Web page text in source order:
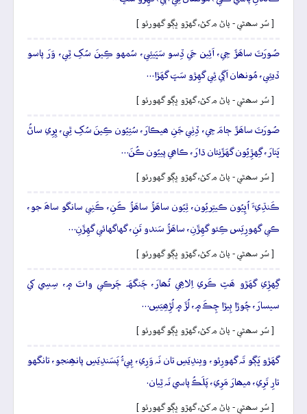
[ سُر سھڻي - پاڻ م کڻ، گهڙو ڀڳو گهورئو ]
صُورَتَ ساھَڙَ جِي، اَئِين جَي ڏِسو سَڀَيئِي، سُمهو ڪِينَ سُکِ ٿِي، وَرَ پاسو
ڏيئِي، مُونھان اَڳي ئِي گهِڙو سَڀَ گهَڙا…
[ سُر سھڻي - پاڻ م کڻ، گهڙو ڀڳو گهورئو ]
صُورَتَ ساھَڙَ ڄامَ جِي، ڏِٺِي جَنِ ھيڪارَ، سُتِيُون ڪِينَ سُکِ ٿِي، ڀِرِي ساڻُ
ڀَتارَ، گِهڙِيُون گهَڙَنِئان ڌارَ، ڪاھي پييُون ڪُنَ…
[ سُر سھڻي - پاڻ م کڻ، گهڙو ڀڳو گهورئو ]
ڪَنڌِيءَ اُڀِيُون ڪيتِريُون، ٿِيُون ساھَڙُ ساھَڙُ ڪَنِ، ڪَنِي سانگو ساھَ جو،
ڪي گهورِيَس ڪِئو گهِڙَنِ، ساھَڙُ سَندو تَنِ، گهاگهائي گهِڙَنِ…
[ سُر سھڻي - پاڻ م کڻ، گهڙو ڀڳو گهورئو ]
گِهڙِي گهَڙو ھَٿِ ڪَري اِلاھِي تُھارَ، ڄَنگهَہ ڄَرڪي واتَ ۾، سِسِي کي
سيسارَ، چُوڙا ٻِيڙا چِڪَ ۾، لُڙَ ۾ لُڙِھِيَسِ…
[ سُر سھڻي - پاڻ م کڻ، گهڙو ڀڳو گهورئو ]
گهَڙو ڀَڳو تَہ گهورِئو، ويندِيَسِ تان نَہ وَرِي، پِيءُ پَسَندِيَسِ پانھِنجو، تانگهو
تارِ تَرِي، ميھارَ مَرِي، پَلَڪُ پاسي نَہ ٿِيان.
[ سُر سھڻي - پاڻ م کڻ، گهڙو ڀڳو گهورئو ]